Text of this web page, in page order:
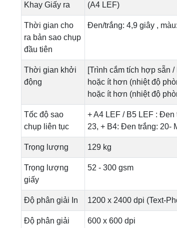
Khay Giấy ra
(A4 LEF)
Thời gian cho
ra bản sao chụp
đầu tiên
Đen/trắng: 4,9 giây ,
Thời gian khởi
động
[Trình cắm tích hợp sẵn
hoặc ít hơn (nhiệt độ
hoặc ít hơn (nhiệt độ
Tốc độ sao
chụp liên tục
+ A4 LEF / B5 LEF : Đen
23, + B4: Đen trắng: 20-
Trọng lượng 129 kg
Trọng lượng
giấy
52 - 300 gsm
Độ phân giải In 1200 x 2400 dpi (Text-
Độ phân giải
600 x 600 dpi